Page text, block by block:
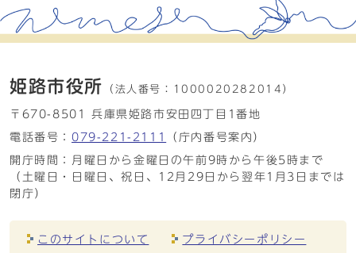
姫路市役所 （法人番号： 1000020282014）
〒670-8501 兵庫県姫路市安田四丁目1番地
電話番号： 079-221-2111
（庁内番号案内）
開庁時間：月曜日から金曜日の午前9時から午後5時まで
（土曜日・日曜日、祝日、12月29日から翌年1月3日までは
閉庁）
このサイトについて プライバシーポリシー